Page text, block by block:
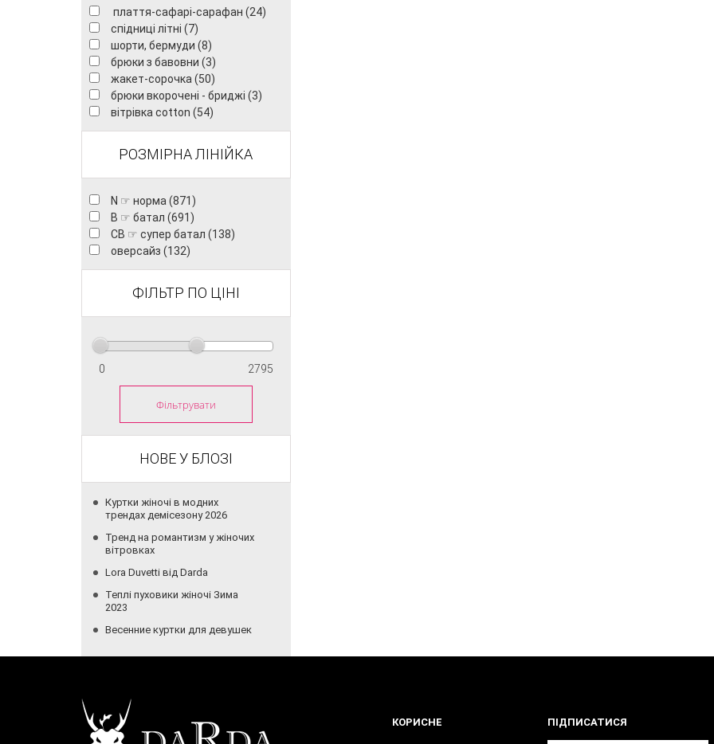
плаття-сафарі-сарафан (24)
спідниці літні (7)
шорти, бермуди (8)
брюки з бавовни (3)
жакет-сорочка (50)
брюки вкорочені - бриджі (3)
вітрівка cotton (54)
РОЗМІРНА ЛІНІЙКА
N ☞ норма (871)
B ☞ батал (691)
CB ☞ супер батал (138)
оверсайз (132)
ФІЛЬТР ПО ЦІНІ
Фільтрувати
НОВЕ У БЛОЗІ
Куртки жіночі в модних
трендах демісезону 2026
Тренд на романтизм у жіночих
вітровках
Lora Duvetti від Darda
Теплі пуховики жіночі Зима
2023
Весенние куртки для девушек
КОРИСНЕ ПІДПИСАТИСЯ